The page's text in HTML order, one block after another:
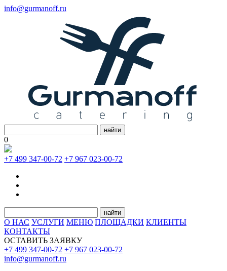
info@gurmanoff.ru
найти
0
+7 499 347-00-72 +7 967 023-00-72
найти
О НАС УСЛУГИ МЕНЮ ПЛОЩАДКИ КЛИЕНТЫ
КОНТАКТЫ
ОСТАВИТЬ ЗАЯВКУ
+7 499 347-00-72 +7 967 023-00-72
info@gurmanoff.ru